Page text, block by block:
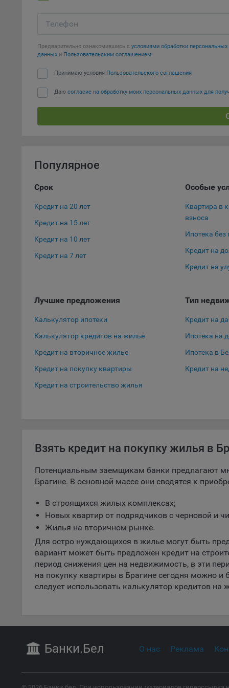
16.
Inc.
Телефон
Предварительно ознакомившись с условиями обработки
данных и Пользовательским соглашением:
Принимаю условия Пользовательского соглашения
Даю согласие на обработку моих персональных данных для
Популярное
Срок
Кредит на 20 лет
Кредит на 15 лет
Кредит на 10 лет
Кредит на 7 лет
Особые
Квартира в
взноса
Ипотека без
Кредит на
Кредит на
Лучшие предложения
Калькулятор ипотеки
Калькулятор кредитов на жилье
Кредит на вторичное жилье
Кредит на покупку квартиры
Кредит на строительство жилья
Тип
Кредит на
Ипотека на
Ипотека в
Кредит на
Взять кредит на покупку жилья в
Потенциальным заемщикам банки предлагают
Брагине. В основной массе они сводятся к
В строящихся жилых комплексах;
Новых квартир от подрядчиков с черновой и
Жилья на вторичном рынке.
Для остро нуждающихся в жилье могут быть
вариант может быть предложен кредит на
период снижения цен на недвижимость, в эти
на покупку квартиры в Брагине сегодня можно и
следует использовать калькулятор кредитов на
Банки.Бел О нас Реклама